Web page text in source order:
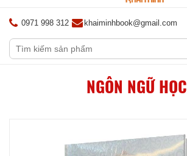
0971 998 312 khaiminhbook@gmail.com
NGÔN NGỮ HỌC